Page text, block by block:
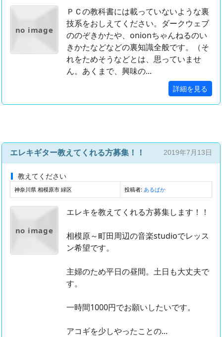
no image
ＰＣの教科書には載っていないような裏
技系をおしえてください。ダークウェブ
ののぞきかたや、onionちゃんねるのい
きかたなどなどの裏知識全般です。（そ
れをためそうなどとは、思っていませ
ん。あくまで、興味の...
詳細を見る
エレキギター教えてくれる方募集！！ 2019年7月13日
教えてください
神奈川県 相模原市 緑区 投稿者: あるぱか
no image
エレキを教えてくれる方募集します！！
相模原～町田周辺の音楽studioでレッス
ン希望です。
主婦のため平日の昼間。土日も大丈夫で
す。
一時間1000円でお願いしたいです。
アコギを少しやったことの...